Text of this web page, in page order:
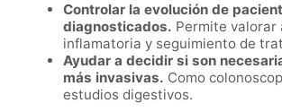
Controlar la evolución de
diagnosticados. Permite valorar
inflamatoria y seguimiento de
Ayudar a decidir si son
más invasivas. Como
estudios digestivos.